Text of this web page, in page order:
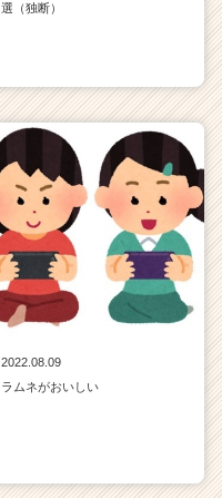
選（独断）
2022.08.09
ラムネがおいしい